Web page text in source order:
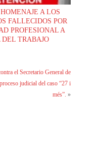
A LOS
FALLECIDOS POR
PROFESIONAL A
DEL TRABAJO
el Secretario General de
judicial del caso “27 i
més”. »